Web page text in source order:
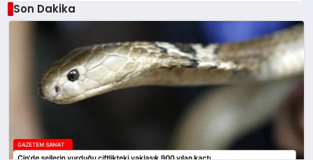
Son Dakika